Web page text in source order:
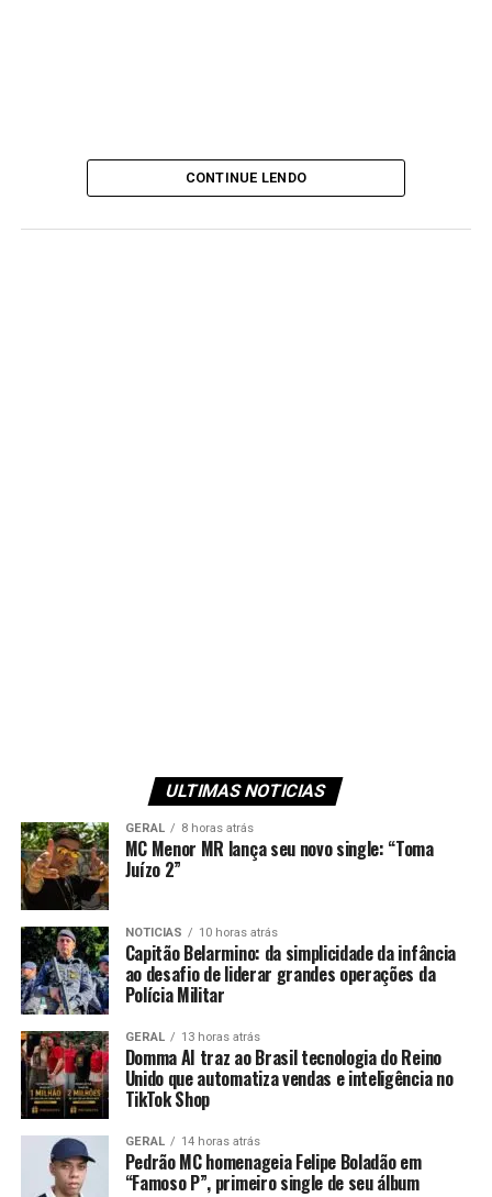
CONTINUE LENDO
ULTIMAS NOTICIAS
GERAL 8 horas atrás
MC Menor MR lança seu novo single: “Toma
Juízo 2”
NOTICIAS 10 horas atrás
Capitão Belarmino: da simplicidade da infância
ao desafio de liderar grandes operações da
Polícia Militar
GERAL 13 horas atrás
Domma AI traz ao Brasil tecnologia do Reino
Unido que automatiza vendas e inteligência no
TikTok Shop
GERAL 14 horas atrás
Pedrão MC homenageia Felipe Boladão em
“Famoso P”, primeiro single de seu álbum